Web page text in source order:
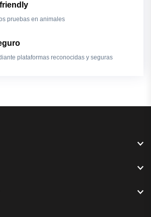
pruebas en animales
plataformas reconocidas y seguras